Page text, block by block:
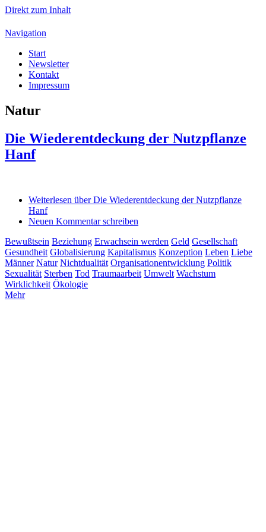
Direkt zum Inhalt
Navigation
Start
Newsletter
Kontakt
Impressum
Natur
Die Wiederentdeckung der Nutzpflanze
Hanf
Weiterlesen über Die Wiederentdeckung der Nutzpflanze
Hanf
Neuen Kommentar schreiben
Bewußtsein Beziehung Erwachsein werden Geld Gesellschaft
Gesundheit Globalisierung Kapitalismus Konzeption Leben Liebe
Männer Natur Nichtdualität Organisationentwicklung Politik
Sexualität Sterben Tod Traumaarbeit Umwelt Wachstum
Wirklichkeit Ökologie
Mehr